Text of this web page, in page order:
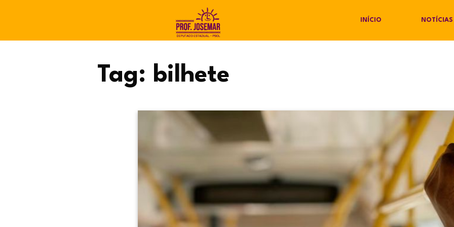
INÍCIO NOTÍCIAS
Tag: bilhete